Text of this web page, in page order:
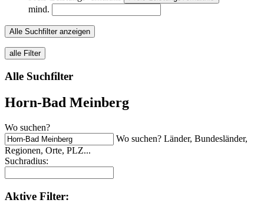
mind.
Alle Suchfilter anzeigen
alle Filter
Alle Suchfilter
Horn-Bad Meinberg
Wo suchen?
Wo suchen? Länder, Bundesländer,
Regionen, Orte, PLZ...
Suchradius:
Aktive Filter: